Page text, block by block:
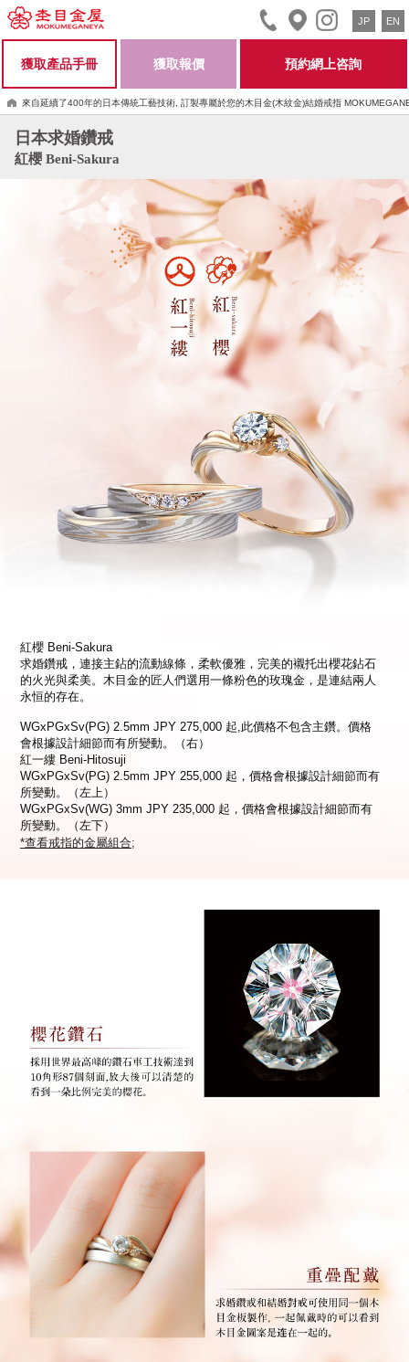
獲取產品手冊 獲取報價 預約網上咨詢
JP EN
來自延續了400年的日本傳統工藝技術, 訂製專屬於您的木目金(木紋金)結婚戒指
日本求婚鑽戒
紅櫻 Beni-Sakura
紅櫻 Beni-Sakura
求婚鑽戒，連接主鉆的流動線條，柔軟優雅，完美的襯托出櫻花鉆石
的火光與柔美。木目金的匠人們選用一條粉色的玫瑰金，是連結兩人
永恒的存在。
WGxPGxSv(PG) 2.5mm JPY 275,000 起,此價格不包含主鑽。價格
會根據設計細節而有所變動。（右）
紅一縷 Beni-Hitosuji
WGxPGxSv(PG) 2.5mm JPY 255,000 起，價格會根據設計細節而有
所變動。（左上）
WGxPGxSv(WG) 3mm JPY 235,000 起，價格會根據設計細節而有
所變動。（左下）
*查看戒指的金屬組合;